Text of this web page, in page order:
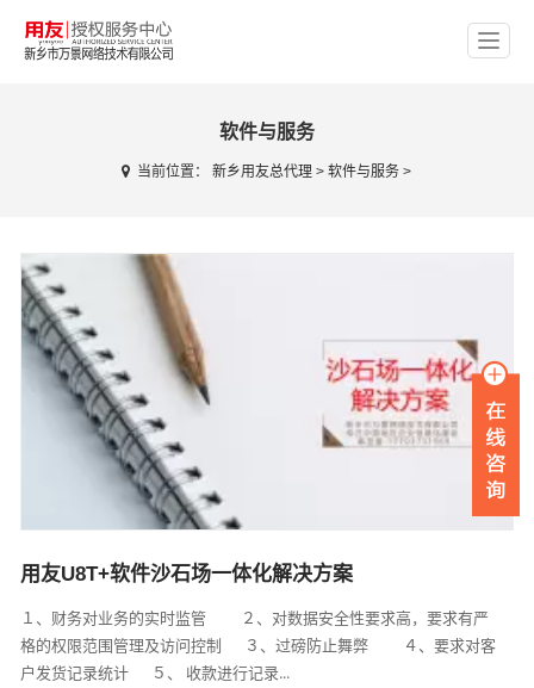
软件与服务
当前位置：新乡用友总代理 >软件与服务 >
用友U8T+软件沙石场一体化解决方案
１、财务对业务的实时监管 ２、对数据安全性要求高，要求有严
格的权限范围管理及访问控制 ３、过磅防止舞弊 ４、要求对客
户发货记录统计 ５、 收款进行记录...